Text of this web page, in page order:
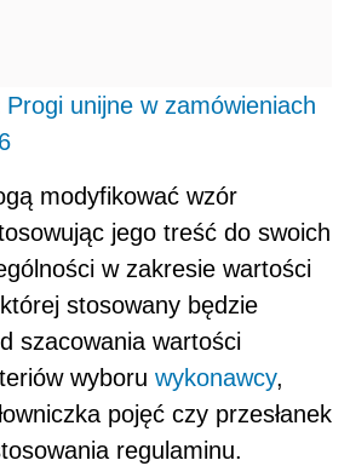
Progi unijne w zamówieniach
modyfikować wzór
jego treść do swoich
w zakresie wartości
stosowany będzie
szacowania wartości
wyboru wykonawcy,
pojęć czy przesłanek
regulaminu.